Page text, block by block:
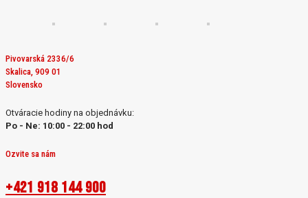
Pivovarská 2336/6
Skalica, 909 01
Slovensko
Otváracie hodiny na objednávku:
Po - Ne: 10:00 - 22:00 hod
Ozvite sa nám
+421 918 144 900